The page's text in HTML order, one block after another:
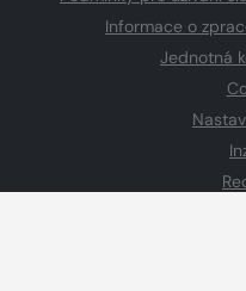
Informace o
Jednotná